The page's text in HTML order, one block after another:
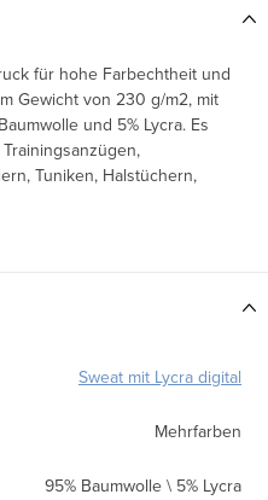
für hohe Farbechtheit und
Gewicht von 230 g/m2, mit
und 5% Lycra. Es
Tuniken, Halstüchern,
Sweat mit Lycra digital
Mehrfarben
95% Baumwolle \ 5% Lycra